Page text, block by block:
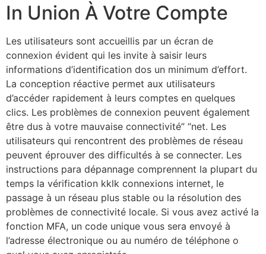
In Union À Votre Compte
Les utilisateurs sont accueillis par un écran de
connexion évident qui les invite à saisir leurs
informations d’identification dos un minimum d’effort.
La conception réactive permet aux utilisateurs
d’accéder rapidement à leurs comptes en quelques
clics. Les problèmes de connexion peuvent également
être dus à votre mauvaise connectivité” “net. Les
utilisateurs qui rencontrent des problèmes de réseau
peuvent éprouver des difficultés à se connecter. Les
instructions para dépannage comprennent la plupart du
temps la vérification kklk connexions internet, le
passage à un réseau plus stable ou la résolution des
problèmes de connectivité locale. Si vous avez activé la
fonction MFA, un code unique vous sera envoyé à
l’adresse électronique ou au numéro de téléphone o